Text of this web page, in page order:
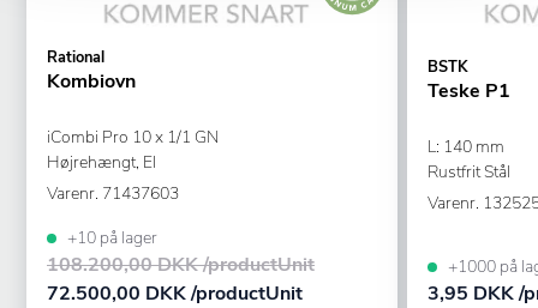
Rational
Kombiovn
iCombi Pro 10 x 1/1 GN
Højrehængt, El
Varenr. 71437603
+10 på lager
108.200,00 DKK /productUnit
72.500,00 DKK /productUnit
BSTK
Teske P1
L: 140 mm
Rustfrit Stål
Varenr.
+1000 på
3,95 DKK /